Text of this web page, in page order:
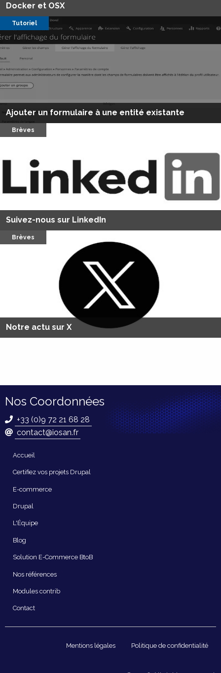
Docker et OSX
Tutoriel
Ajouter un formulaire à une entité existante
Brèves
Suivez-nous sur LinkedIn
Brèves
Notre actu sur X
Nos Coordonnées
+33 (0)9 72 21 68 28
contact@iosan.fr
Navigation
principale
Accueil
Certifiez vos projets Drupal
E-commerce
Drupal
L'Équipe
Blog
Solution E-Commerce BtoB
Nos références
Modules contrib
Contact
Mentions légales Politique de confidentialité